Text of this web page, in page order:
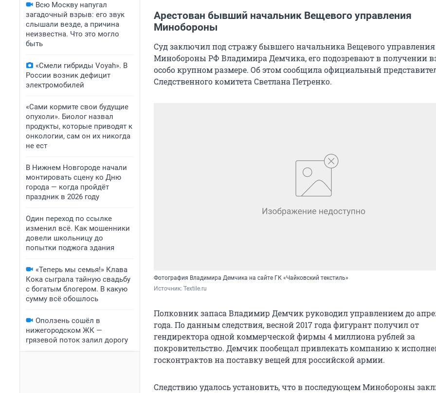
Всю Москву напугал
загадочный взрыв: его звук
слышали везде, а причина
неизвестна. Что это могло
быть
«Смели гибриды Voyah». В
России возник дефицит
электромобилей
«Сами кормите свои будущие
опухоли». Биолог назвал
продукты, которые приводят к
онкологии, сам он их никогда
не ест
В Нижнем Новгороде начали
монтировать сцену ко Дню
города — когда пройдёт
праздник в 2026 году
Один переход по ссылке
изменил всё. Как мошенники
довели школьницу до
попытки поджога здания
«Теперь мы семья!» Клава
Кока сыграла тайную свадьбу
с богатым блогером. В какую
сумму всё обошлось
Оползень сошёл в
нижегородском ЖК —
грязевой поток залил дорогу
Арестован бывший начальник Вещевого управления
Минобороны
Суд заключил под стражу бывшего начальника Вещевого управления
Минобороны РФ Владимира Демчика, его подозревают в получении
особо крупном размере. Об этом сообщила официальный
Следственного комитета Светлана Петренко.
Фотография Владимира Демчика на сайте ГК «Чайковский текстиль»
Источник: Textile.ru
Полковник запаса Владимир Демчик руководил управлением до
года. По данным следствия, весной 2017 года фигурант получил от
гендиректора одной коммерческой фирмы 4 миллиона рублей за
покровительство. Демчик пообещал привлекать компанию к
госконтрактов на поставку вещей для российской армии.
Следствию удалось установить, что в последующем Минобороны